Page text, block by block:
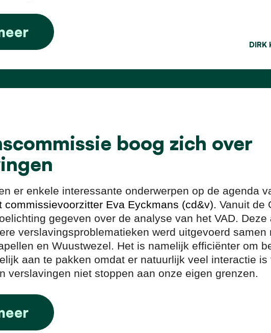
DIRK
boog zich over
er enkele interessante onderwerpen op de agenda
commissievoorzitter Eva Eyckmans (cd&v). Vanuit de
gegeven over de analyse van het VAD.
verslavingsproblematieken werd uitgevoerd samen
en Wuustwezel. Het is namelijk efficiënter om
aan te pakken omdat er natuurlijk veel interactie is
verslavingen niet stoppen aan onze eigen grenzen.